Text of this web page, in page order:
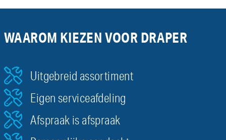
WAAROM KIEZEN VOOR DRAPER
Uitgebreid assortiment
Eigen serviceafdeling
Afspraak is afspraak